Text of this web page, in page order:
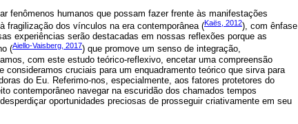
fenômenos humanos que possam fazer frente às manifestações
fragilização dos vínculos na era contemporânea (Kaës, 2012), com ênfase
experiências serão destacadas em nossas reflexões porque as
(Aiello-Vaisberg, 2017) que promove um senso de integração,
com este estudo teórico-reflexivo, encetar uma compreensão
cruciais para um enquadramento teórico que sirva para
do Eu. Referimo-nos, especialmente, aos fatores protetores do
contemporâneo navegar na escuridão dos chamados tempos
oportunidades preciosas de prosseguir criativamente em seu